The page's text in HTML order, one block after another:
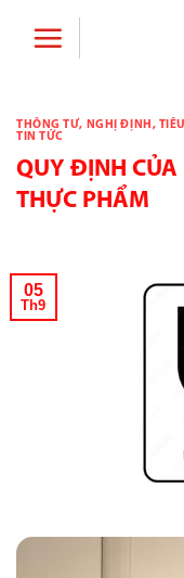
THÔNG TƯ, NGHỊ ĐỊNH,
TIN TỨC
QUY ĐỊNH CỦA
THỰC PHẨM
05
Th9